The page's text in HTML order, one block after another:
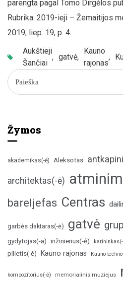
parengta pagal Tomo Dirgėlos
Rubrika: 2019-ieji – Žemaitijos
2019, liep. 19, p. 4.
Aukštieji
Šančiai
, gatvė,
Kauno
rajonas
,
Žymos
akademikas(-ė) Aleksotas
architektas(-ė)
bareljefas Centras
garbės daktaras(-ė) gatvė
gydytojas(-a) inžinierius(-ė)
pilietis(-ė)
Kauno rajonas Kauno
kompozitorius(-ė) memorialinis muziejus